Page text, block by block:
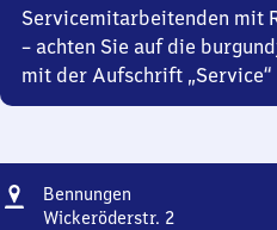
Servicemitarbeitenden mit
– achten Sie auf die
mit der Aufschrift „Service“
Adresse
Bennungen
Wickeröderstr. 2